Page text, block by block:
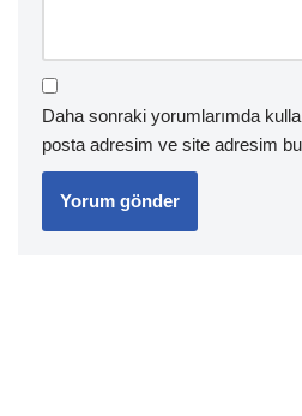
Daha sonraki yorumlarımda
posta adresim ve site adresim